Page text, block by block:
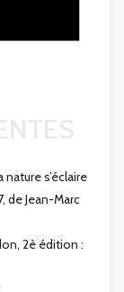
s’éclaire
de Jean-Marc
2è édition :